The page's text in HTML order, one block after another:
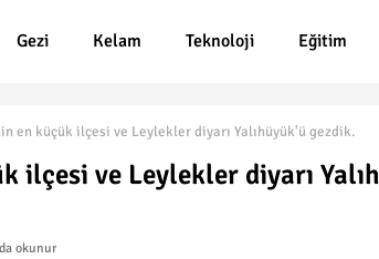
Gezi Kelam Teknoloji Eğitim
en küçük ilçesi ve Leylekler diyarı Yalıhüyük'ü gezdik.
ilçesi ve Leylekler diyarı
okunur